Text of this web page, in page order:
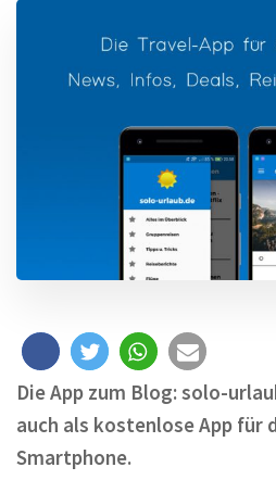
Die App zum Blog: solo-
auch als kostenlose App für
Smartphone.